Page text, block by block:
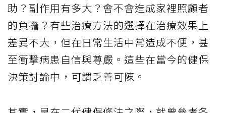
助？副作用有多大？會不會造成家裡照顧者
的負擔？有些治療方法的選擇在治療效果上
差異不大，但在日常生活中常造成不便，甚
至衝擊病患自信與尊嚴。這些在當今的健保
決策討論中，可謂乏善可陳。